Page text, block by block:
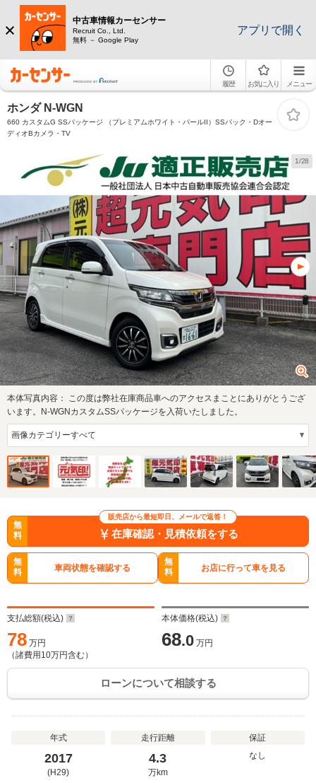
中古車情報カーセンサー
Recruit Co., Ltd.
無料 － Google Play
アプリで開く
履歴 お気に入り メニュー
ホンダ N-WGN
660 カスタムG SSパッケージ （プレミアムホワイト・パールII）SSパック・Dオー
ディオBカメラ・TV
1/28
本体写真内容： この度は弊社在庫商品車へのアクセスまことにありがとうござ
います。N-WGNカスタムSSパッケージを入荷いたしました。
販売店から最短即日、メールで返答！
無
料
在庫確認・見積依頼をする
無
料
車両状態を確認する
無
料
お店に行って車を見る
支払総額(税込)
78 万円
（諸費用 10万円含む）
本体価格(税込)
68.0 万円
ローンについて相談する
年式
2017
(H29)
走行距離
4.3
万km
保証
なし